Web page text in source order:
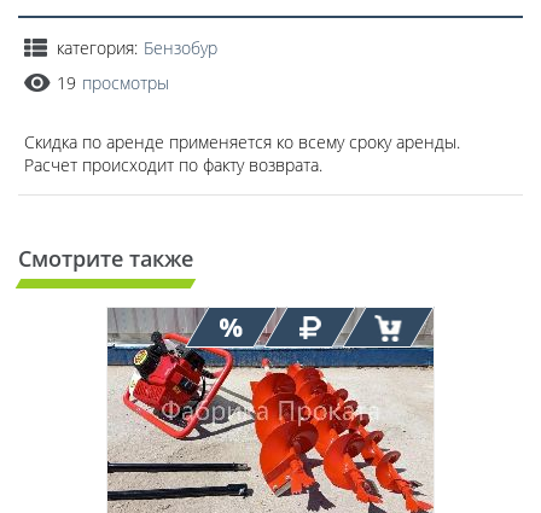
категория: Бензобур
19 просмотры
Скидка по аренде применяется ко всему сроку аренды.
Расчет происходит по факту возврата.
Смотрите также